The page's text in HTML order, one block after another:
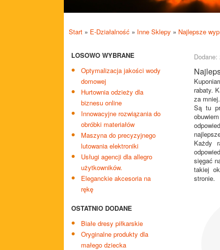
Start » E-Działalność » Inne Sklepy » Najlepsze
LOSOWO WYBRANE
Optymalizacja jakości wody
domowej
Hurtownia odzieży dla
biznesu online
Innowacyjne rozwiązania do
obróbki materiałów
Maszyna do precyzyjnego
lutowania elektroniki
Usługi agencji dla allegro
użytkowników.
Eleganckie akcesoria na
rękę
OSTATNIO DODANE
Białe dresy piłkarskie
Oryginalne produkty dla
małego dziecka
Dodane:
rabaty.
za
Są tu
Każdy
sięgać
takiej
stronie.